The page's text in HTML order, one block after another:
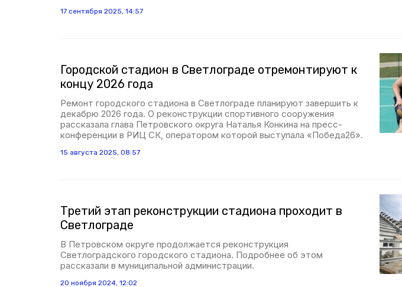
17 сентября 2025, 14:57
Городской стадион в Светлограде отремонтируют к
концу 2026 года
Ремонт городского стадиона в Светлограде планируют завершить к
декабрю 2026 года. О реконструкции спортивного сооружения
рассказала глава Петровского округа Наталья Конкина на пресс-
конференции в РИЦ СК, оператором которой выступала «Победа26».
15 августа 2025, 08:57
Третий этап реконструкции стадиона проходит в
Светлограде
В Петровском округе продолжается реконструкция
Светлоградского городского стадиона. Подробнее об этом
рассказали в муниципальной администрации.
20 ноября 2024, 12:02